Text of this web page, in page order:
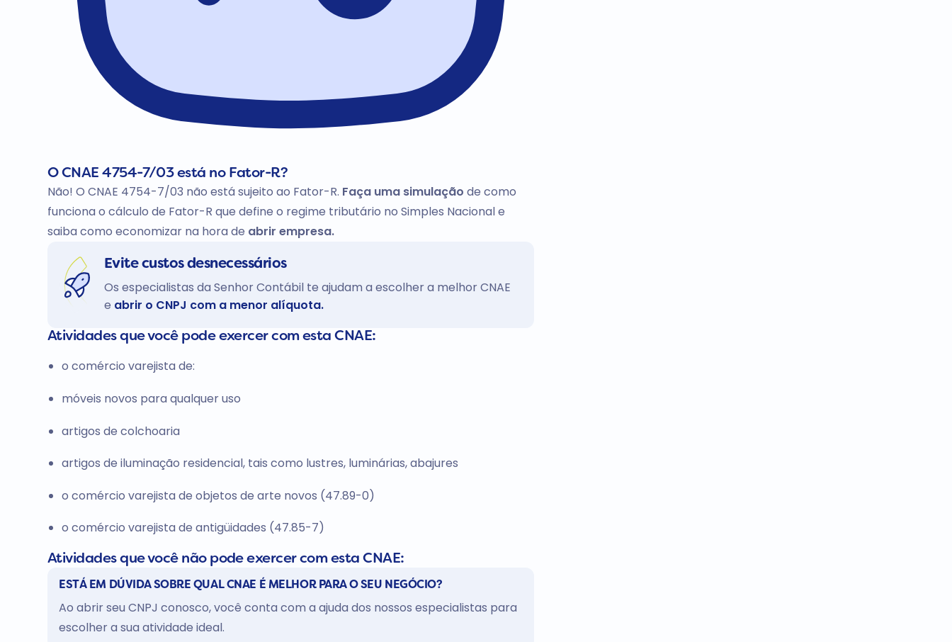
O CNAE 4754-7/03 está no Fator-R?
Não! O CNAE 4754-7/03 não está sujeito ao Fator-R. Faça uma simulação de como
funciona o cálculo de Fator-R que define o regime tributário no Simples Nacional e
saiba como economizar na hora de abrir empresa.
Evite custos desnecessários
Os especialistas da Senhor Contábil te ajudam a escolher a melhor CNAE
e abrir o CNPJ com a menor alíquota.
Atividades que você pode exercer com esta CNAE:
o comércio varejista de:
móveis novos para qualquer uso
artigos de colchoaria
artigos de iluminação residencial, tais como lustres, luminárias, abajures
o comércio varejista de objetos de arte novos (47.89-0)
o comércio varejista de antigüidades (47.85-7)
Atividades que você não pode exercer com esta CNAE:
ESTÁ EM DÚVIDA SOBRE QUAL CNAE É MELHOR PARA O SEU NEGÓCIO?
Ao abrir seu CNPJ conosco, você conta com a ajuda dos nossos especialistas para
escolher a sua atividade ideal.